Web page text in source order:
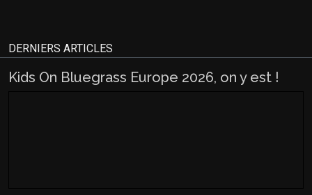
DERNIERS ARTICLES
Kids On Bluegrass Europe 2026, on y est !